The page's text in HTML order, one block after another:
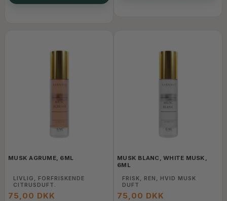
MUSK AGRUME, 6ML
LIVLIG, FORFRISKENDE
CITRUSDUFT.
75,00 DKK
MUSK BLANC, WHITE MUSK,
6ML
FRISK, REN, HVID MUSK
DUFT
75,00 DKK